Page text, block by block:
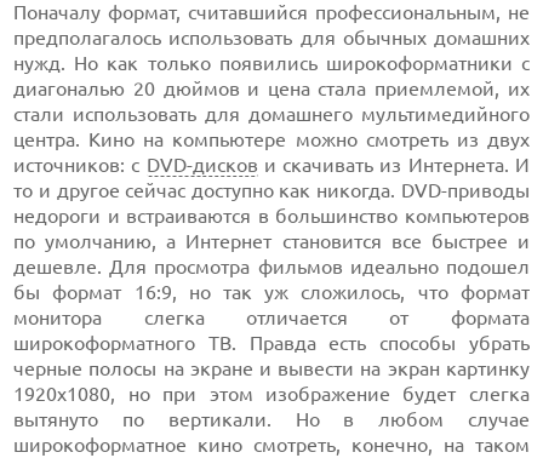
Поначалу формат, считавшийся профессиональным, не
предполагалось использовать для обычных домашних
нужд. Но как только появились широкоформатники с
диагональю 20 дюймов и цена стала приемлемой, их
стали использовать для домашнего мультимедийного
центра. Кино на компьютере можно смотреть из двух
источников: с DVD-дисков и скачивать из Интернета. И
то и другое сейчас доступно как никогда. DVD-приводы
недороги и встраиваются в большинство компьютеров
по умолчанию, а Интернет становится все быстрее и
дешевле. Для просмотра фильмов идеально подошел
бы формат 16:9, но так уж сложилось, что формат
монитора слегка отличается от формата
широкоформатного ТВ. Правда есть способы убрать
черные полосы на экране и вывести на экран картинку
1920x1080, но при этом изображение будет слегка
вытянуто по вертикали. Но в любом случае
широкоформатное кино смотреть, конечно, на таком